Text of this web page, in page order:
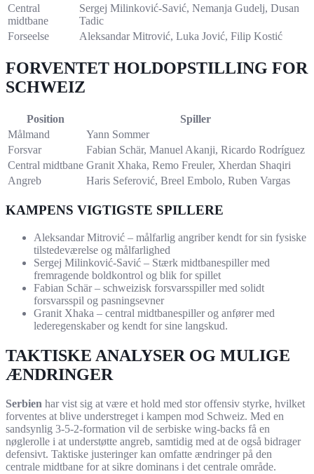
Central
midtbane
Sergej Milinković-Savić, Nemanja Gudelj, Dusan
Tadic
Forseelse
Aleksandar Mitrović, Luka Jović, Filip Kostić
FORVENTET HOLDOPSTILLING FOR
SCHWEIZ
Position
Spiller
Målmand
Yann Sommer
Forsvar
Fabian Schär, Manuel Akanji, Ricardo Rodríguez
Central midtbane Granit Xhaka, Remo Freuler, Xherdan Shaqiri
Angreb
Haris Seferović, Breel Embolo, Ruben Vargas
KAMPENS VIGTIGSTE SPILLERE
Aleksandar Mitrović – målfarlig angriber kendt for sin fysiske
tilstedeværelse og målfarlighed
Sergej Milinković-Savić – Stærk midtbanespiller med
fremragende boldkontrol og blik for spillet
Fabian Schär – schweizisk forsvarsspiller med solidt
forsvarsspil og pasningsevner
Granit Xhaka – central midtbanespiller og anfører med
lederegenskaber og kendt for sine langskud.
TAKTISKE ANALYSER OG MULIGE
ÆNDRINGER
Serbien har vist sig at være et hold med stor offensiv styrke, hvilket
forventes at blive understreget i kampen mod Schweiz. Med en
sandsynlig 3-5-2-formation vil de serbiske wing-backs få en
nøglerolle i at understøtte angreb, samtidig med at de også bidrager
defensivt. Taktiske justeringer kan omfatte ændringer på den
centrale midtbane for at sikre dominans i det centrale område.